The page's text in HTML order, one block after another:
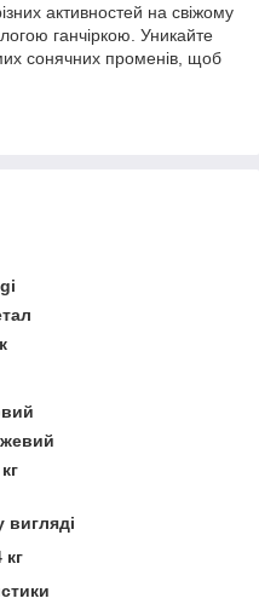
активностей на свіжому
ганчіркою. Уникайте
сонячних променів, щоб
вигляді
кг